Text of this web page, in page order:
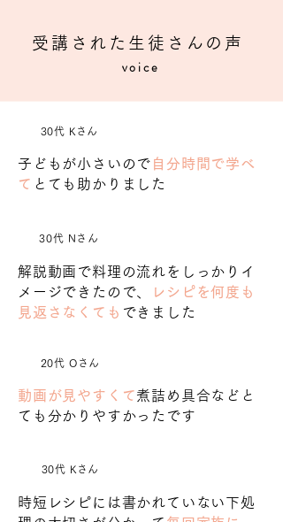
受講された生徒さんの声
voice
30代 Kさん
子どもが小さいので 自分時間で学べ
て とても助かりました
30代 Nさん
解説動画で料理の流れをしっかりイ
メージできたので、
レシピを何度も
見返さなくても できました
20代 Oさん
動画が見やすくて煮詰め具合などと
ても分かりやすかったです
30代 Kさん
時短レシピには書かれていない下処